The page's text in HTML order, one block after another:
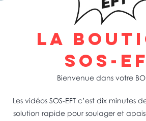
LA
SOS-
Bienvenue dans votre
Les vidéos SOS-EFT c’est dix
solution rapide pour soulager et